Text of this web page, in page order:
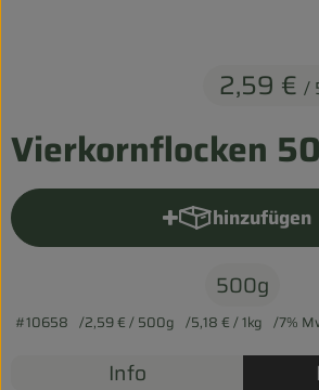
Backwaren
Kosmetik
Haus & Garten
Vierkornflocken
2,59 € /
hinzufügen
Produkt
500g
#10658 2,59 €/ 500g 5,18 €/ 1kg 7%
Info